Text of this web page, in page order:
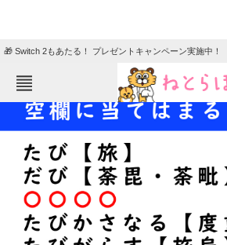
🎁 Switch 2もあたる！ プレゼントキャンペーン実施中！
ねとらぼメニュー
TOP ニュース
エンタメ
グルメ
住まい 教育・育児